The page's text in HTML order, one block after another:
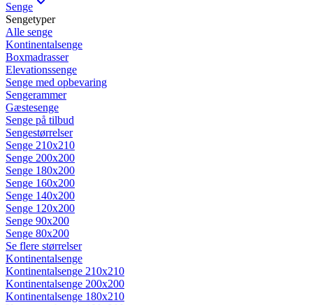
Senge
Sengetyper
Alle senge
Kontinentalsenge
Boxmadrasser
Elevationssenge
Senge med opbevaring
Sengerammer
Gæstesenge
Senge på tilbud
Sengestørrelser
Senge 210x210
Senge 200x200
Senge 180x200
Senge 160x200
Senge 140x200
Senge 120x200
Senge 90x200
Senge 80x200
Se flere størrelser
Kontinentalsenge
Kontinentalsenge 210x210
Kontinentalsenge 200x200
Kontinentalsenge 180x210